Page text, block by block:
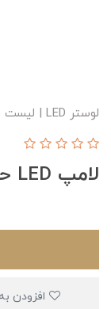
لوستر LED | لیست قیمت لوستر سقفی ال ای دی جدید 1404
لامپ LED حبابی 15 وات G95